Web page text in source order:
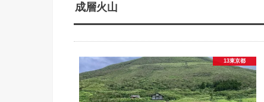
成層火山
13東京都